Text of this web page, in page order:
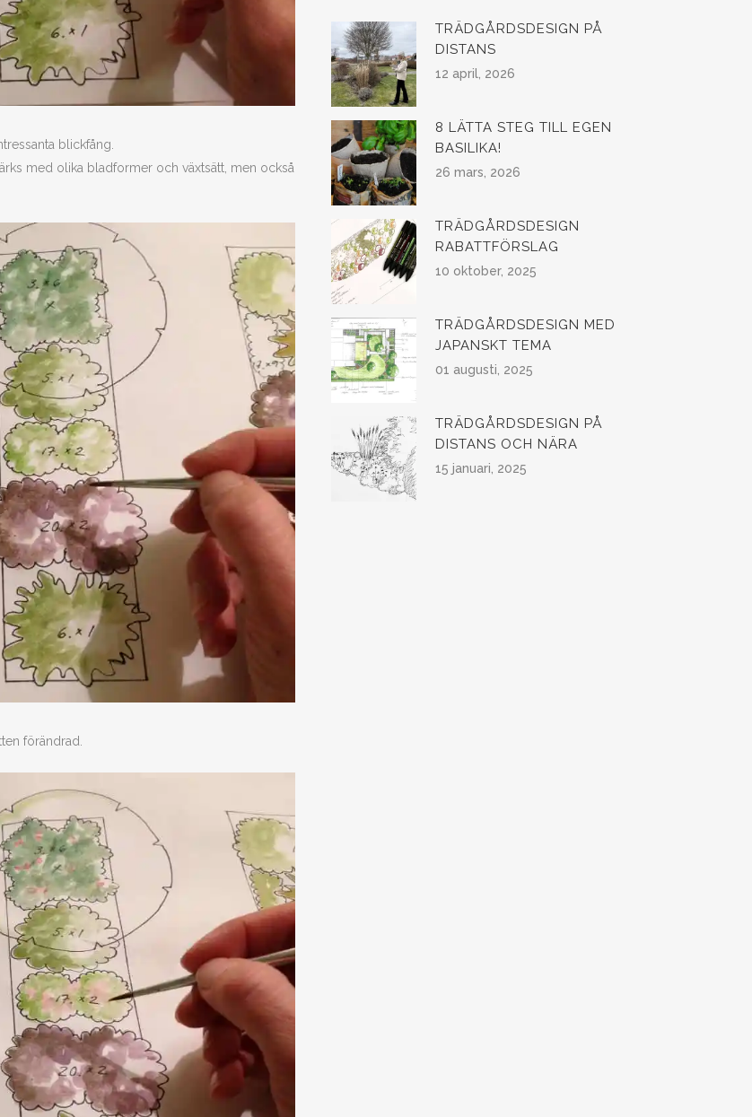
blickfång.
med olika bladformer och växtsätt, men också
förändrad.
TRÄDGÅRDSDESIGN PÅ
DISTANS
12 april, 2026
8 LÄTTA STEG TILL EGEN
BASILIKA!
26 mars, 2026
TRÄDGÅRDSDESIGN
RABATTFÖRSLAG
10 oktober, 2025
TRÄDGÅRDSDESIGN MED
JAPANSKT TEMA
01 augusti, 2025
TRÄDGÅRDSDESIGN PÅ
DISTANS OCH NÄRA
15 januari, 2025